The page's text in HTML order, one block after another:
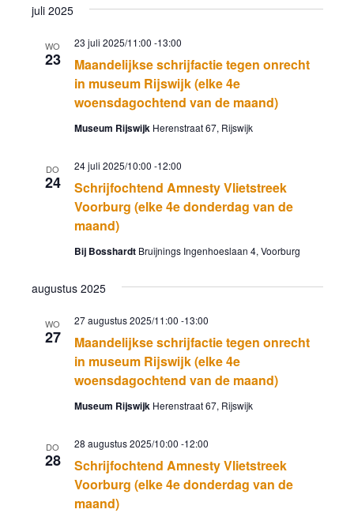
juli 2025
WO
23
Maandelijkse schrijfactie tegen onrecht
in museum Rijswijk (elke 4e
woensdagochtend van de maand)
23 juli 2025/11:00 -13:00
Museum Rijswijk Herenstraat 67, Rijswijk
DO
24
Schrijfochtend Amnesty Vlietstreek
Voorburg (elke 4e donderdag van de
maand)
24 juli 2025/10:00 -12:00
Bij Bosshardt Bruijnings Ingenhoeslaan 4, Voorburg
augustus 2025
WO
27
Maandelijkse schrijfactie tegen onrecht
in museum Rijswijk (elke 4e
woensdagochtend van de maand)
27 augustus 2025/11:00 -13:00
Museum Rijswijk Herenstraat 67, Rijswijk
DO
28
Schrijfochtend Amnesty Vlietstreek
Voorburg (elke 4e donderdag van de
maand)
28 augustus 2025/10:00 -12:00